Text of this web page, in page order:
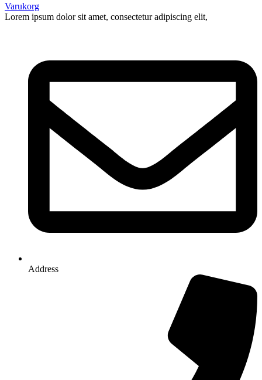
Varukorg
Lorem ipsum dolor sit amet, consectetur adipiscing elit,
Address